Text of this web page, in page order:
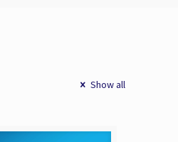
Show all